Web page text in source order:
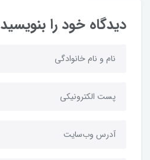
دیدگاه خود را بنویسید